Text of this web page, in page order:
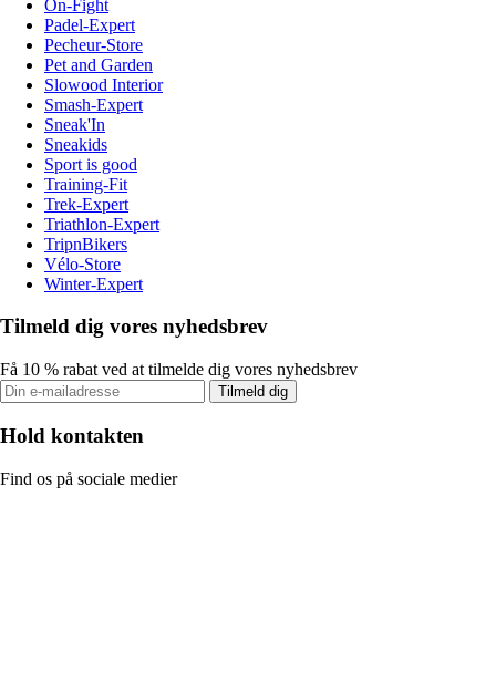
On-Fight
Padel-Expert
Pecheur-Store
Pet and Garden
Slowood Interior
Smash-Expert
Sneak'In
Sneakids
Sport is good
Training-Fit
Trek-Expert
Triathlon-Expert
TripnBikers
Vélo-Store
Winter-Expert
Tilmeld dig vores nyhedsbrev
Få 10 % rabat ved at tilmelde dig vores nyhedsbrev
Tilmeld dig
Hold kontakten
Find os på sociale medier